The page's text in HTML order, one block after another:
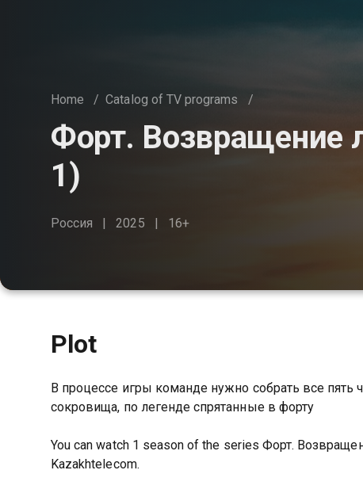
Home / Catalog of TV programs /
Форт. Возвращение
1)
Россия 2025 16+
Plot
В процессе игры команде нужно собрать все пять
сокровища, по легенде спрятанные в форту
You can watch 1 season of the series Форт.
Kazakhtelecom.